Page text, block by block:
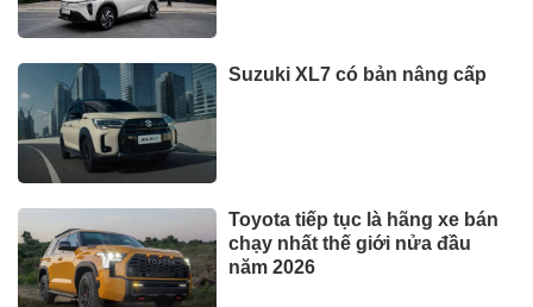
Suzuki XL7 có bản nâng cấp
Toyota tiếp tục là hãng xe bán
chạy nhất thế giới nửa đầu
năm 2026